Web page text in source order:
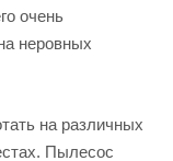
очень
неровных
на различных
Пылесос